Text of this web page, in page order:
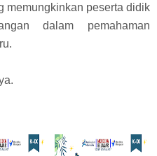
memungkinkan peserta didik
dalam pemahaman